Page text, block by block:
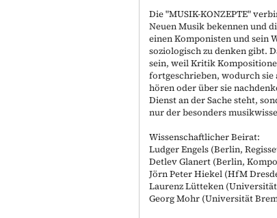
Die "MUSIK-KONZEPTE"
Neuen Musik bekennen und
einen Komponisten und sein
soziologisch zu denken gibt.
sein, weil Kritik
fortgeschrieben, wodurch sie
hören oder über sie
Dienst an der Sache steht,
nur der besonders
Wissenschaftlicher Beirat:
Ludger Engels (Berlin,
Detlev Glanert (Berlin,
Jörn Peter Hiekel (HfM
Laurenz Lütteken
Georg Mohr (Universität